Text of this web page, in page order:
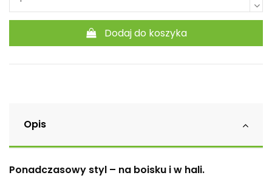
Dodaj do koszyka
Opis
Ponadczasowy styl – na boisku i w hali.